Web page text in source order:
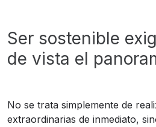
Ser sostenible
de vista el
No se trata simplemente de
extraordinarias de inmediato,